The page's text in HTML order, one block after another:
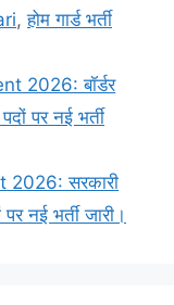
,होम गार्ड भर्ती
2026: बॉर्डर
पर नई भर्ती
सरकारी
नई भर्ती जारी।